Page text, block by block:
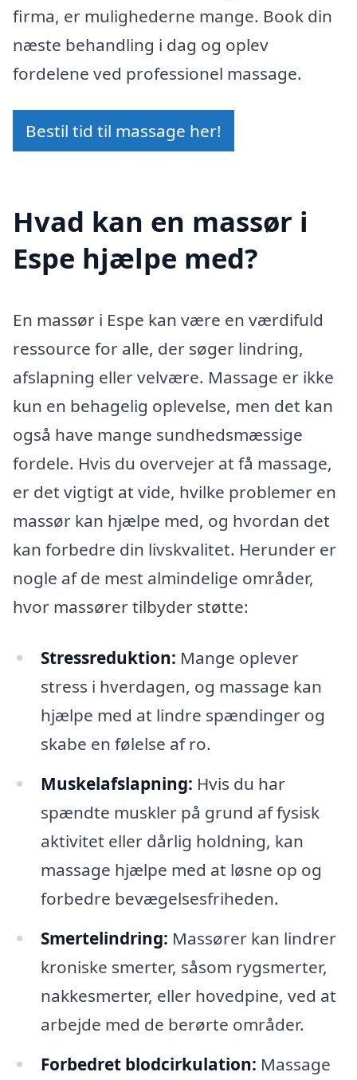
firma, er mulighederne mange. Book din
næste behandling i dag og oplev
fordelene ved professionel massage.
Bestil tid til massage her!
Hvad kan en massør i
Espe hjælpe med?
En massør i Espe kan være en værdifuld
ressource for alle, der søger lindring,
afslapning eller velvære. Massage er ikke
kun en behagelig oplevelse, men det kan
også have mange sundhedsmæssige
fordele. Hvis du overvejer at få massage,
er det vigtigt at vide, hvilke problemer en
massør kan hjælpe med, og hvordan det
kan forbedre din livskvalitet. Herunder er
nogle af de mest almindelige områder,
hvor massører tilbyder støtte:
Stressreduktion: Mange oplever
stress i hverdagen, og massage kan
hjælpe med at lindre spændinger og
skabe en følelse af ro.
Muskelafslapning: Hvis du har
spændte muskler på grund af fysisk
aktivitet eller dårlig holdning, kan
massage hjælpe med at løsne op og
forbedre bevægelsesfriheden.
Smertelindring: Massører kan lindrer
kroniske smerter, såsom rygsmerter,
nakkesmerter, eller hovedpine, ved at
arbejde med de berørte områder.
Forbedret blodcirkulation: Massage